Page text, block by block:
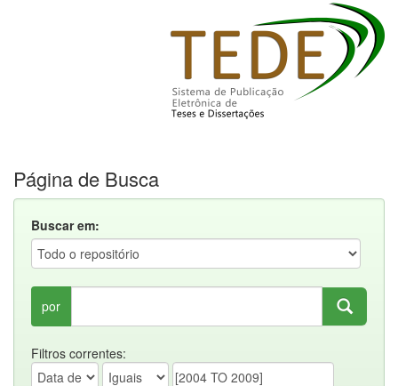
Página de Busca
Buscar em:
por
Filtros correntes: